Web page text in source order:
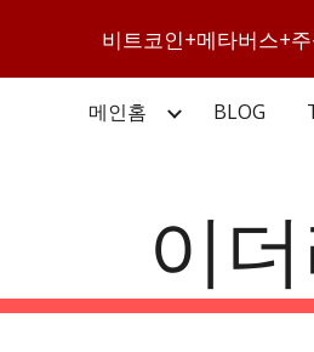
Skip to main content
비트코인+메타버스+
메인홈 BLOG
이